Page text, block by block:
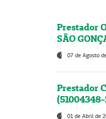
Prestador
SÃO
07 de Agosto
Prestador
01 de Abril de